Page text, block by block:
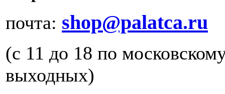
почта: shop@palatca.ru
(с 11 до 18 по
выходных)